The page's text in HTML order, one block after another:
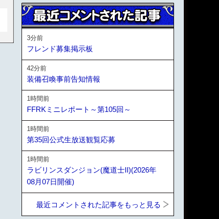
3分前
フレンド募集掲示板
42分前
装備召喚事前告知情報
1時間前
FFRKミニレポート～第105回～
1時間前
第35回公式生放送観覧応募
1時間前
ラビリンスダンジョン(魔道士II)(2026年
08月07日開催)
最近コメントされた記事をもっと見る